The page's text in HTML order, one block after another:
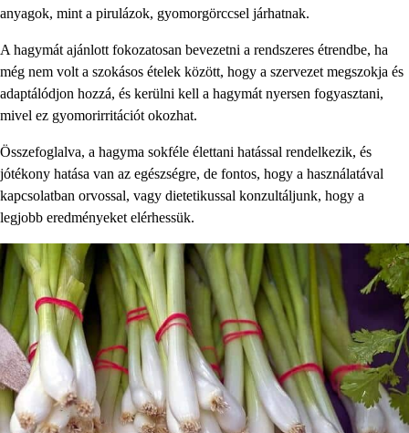
anyagok, mint a pirulázok, gyomorgörccsel járhatnak.
A hagymát ajánlott fokozatosan bevezetni a rendszeres étrendbe, ha
még nem volt a szokásos ételek között, hogy a szervezet megszokja és
adaptálódjon hozzá, és kerülni kell a hagymát nyersen fogyasztani,
mivel ez gyomorirritációt okozhat.
Összefoglalva, a hagyma sokféle élettani hatással rendelkezik, és
jótékony hatása van az egészségre, de fontos, hogy a használatával
kapcsolatban orvossal, vagy dietetikussal konzultáljunk, hogy a
legjobb eredményeket elérhessük.